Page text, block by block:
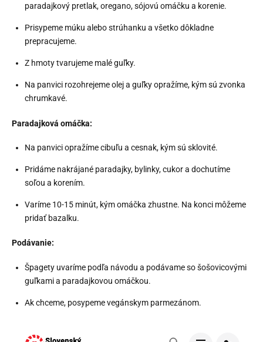
paradajkový pretlak, oregano, sójovú omáčku a korenie.
Prisypeme múku alebo strúhanku a všetko dôkladne
prepracujeme.
Z hmoty tvarujeme malé guľky.
Na panvici rozohrejeme olej a guľky opražíme, kým sú zvonka
chrumkavé.
Paradajková omáčka:
Na panvici opražíme cibuľu a cesnak, kým sú sklovité.
Pridáme nakrájané paradajky, bylinky, cukor a dochutíme
soľou a korením.
Varíme 10-15 minút, kým omáčka zhustne. Na konci môžeme
pridať bazalku.
Podávanie:
Špagety uvaríme podľa návodu a podávame so šošovicovými
guľkami a paradajkovou omáčkou.
Ak chceme, posypeme vegánskym parmezánom.